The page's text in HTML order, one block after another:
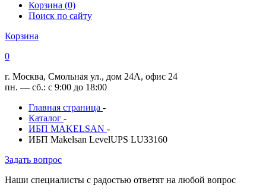
Корзина (0)
Поиск по сайту
Корзина
0
г. Москва, Смольная ул., дом 24А, офис 24
пн. — сб.: с 9:00 до 18:00
Главная страница -
Каталог -
ИБП MAKELSAN -
ИБП Makelsan LevelUPS LU33160
Задать вопрос
Наши специалисты с радостью ответят на любой вопрос